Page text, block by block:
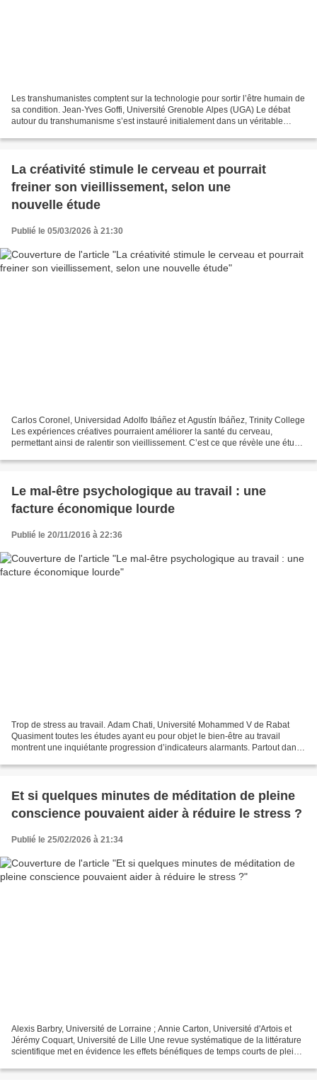
Les transhumanistes comptent sur la technologie pour sortir l’être humain de
sa condition. Jean-Yves Goffi, Université Grenoble Alpes (UGA) Le débat
autour du transhumanisme s’est instauré initialement dans un véritable
La créativité stimule le cerveau et pourrait
freiner son vieillissement, selon une
nouvelle étude
Publié le 05/03/2026 à 21:30
Carlos Coronel, Universidad Adolfo Ibáñez et Agustín Ibáñez, Trinity College
Les expériences créatives pourraient améliorer la santé du cerveau,
permettant ainsi de ralentir son vieillissement. C’est ce que révèle une étude
Le mal-être psychologique au travail : une
facture économique lourde
Publié le 20/11/2016 à 22:36
Trop de stress au travail. Adam Chati, Université Mohammed V de Rabat
Quasiment toutes les études ayant eu pour objet le bien-être au travail
montrent une inquiétante progression d’indicateurs alarmants. Partout dans
Et si quelques minutes de méditation de pleine
conscience pouvaient aider à réduire le stress ?
Publié le 25/02/2026 à 21:34
Alexis Barbry, Université de Lorraine ; Annie Carton, Université d'Artois et
Jérémy Coquart, Université de Lille Une revue systématique de la littérature
scientifique met en évidence les effets bénéfiques de temps courts de pleine